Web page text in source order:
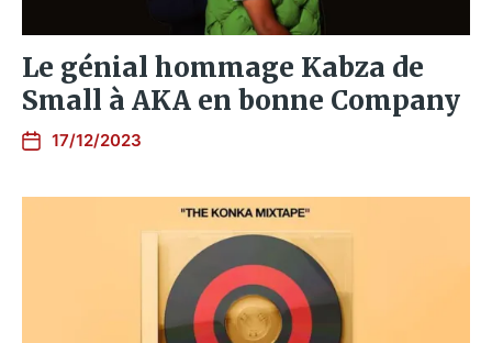
Le génial hommage Kabza de
Small à AKA en bonne Company
17/12/2023